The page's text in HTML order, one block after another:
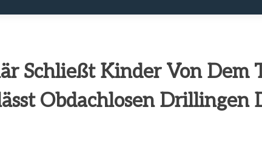
Schließt Kinder Von Dem
Obdachlosen Drillingen